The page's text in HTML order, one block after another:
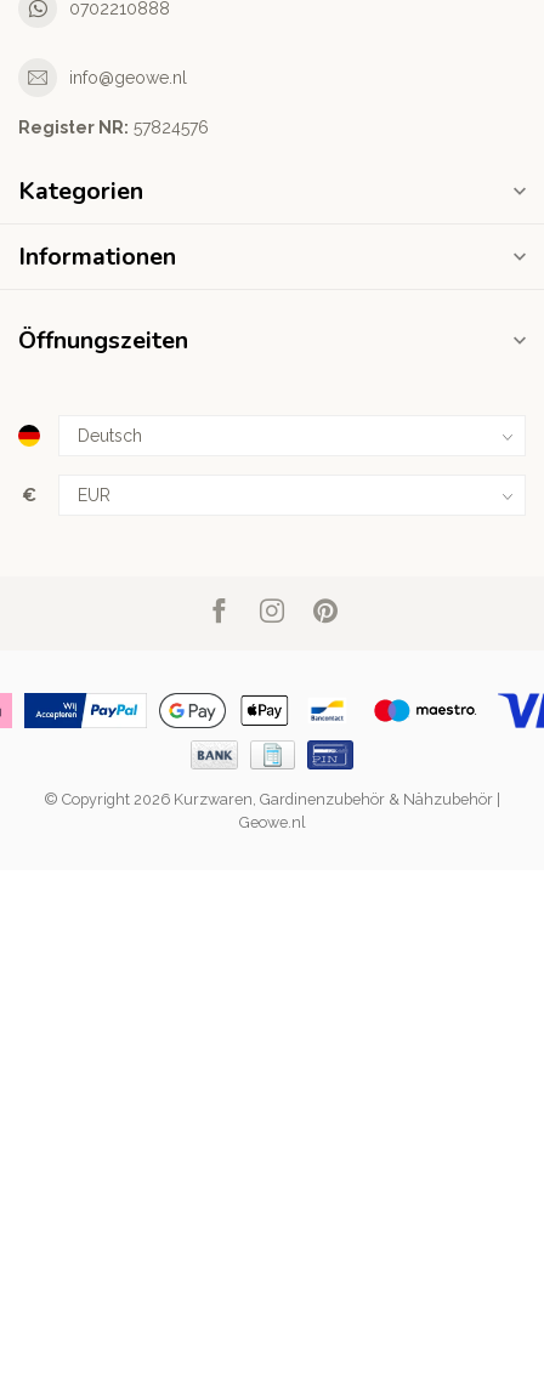
0702210888
info@geowe.nl
Register NR: ‭57824576‬
Kategorien
Informationen
Öffnungszeiten
€
© Copyright 2026 Kurzwaren, Gardinenzubehör & Nähzubehör |
Geowe.nl